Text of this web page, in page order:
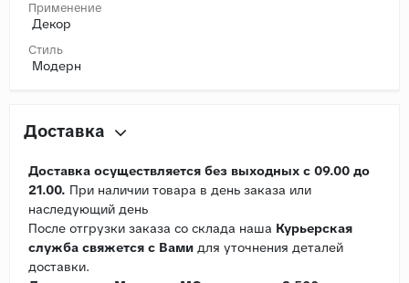
Применение
Декор
Стиль
Модерн
Доставка
Доставка осуществляется без выходных с 09.00 до
21.00. При наличии товара в день заказа или
наследующий день
После отгрузки заказа со склада наша Курьерская
служба свяжется с Вами для уточнения деталей
доставки.